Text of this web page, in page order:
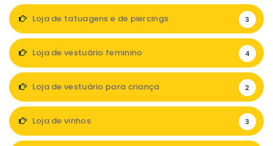
Loja de tatuagens e de piercings 3
Loja de vestuário feminino 4
Loja de vestuário para criança 2
Loja de vinhos 3